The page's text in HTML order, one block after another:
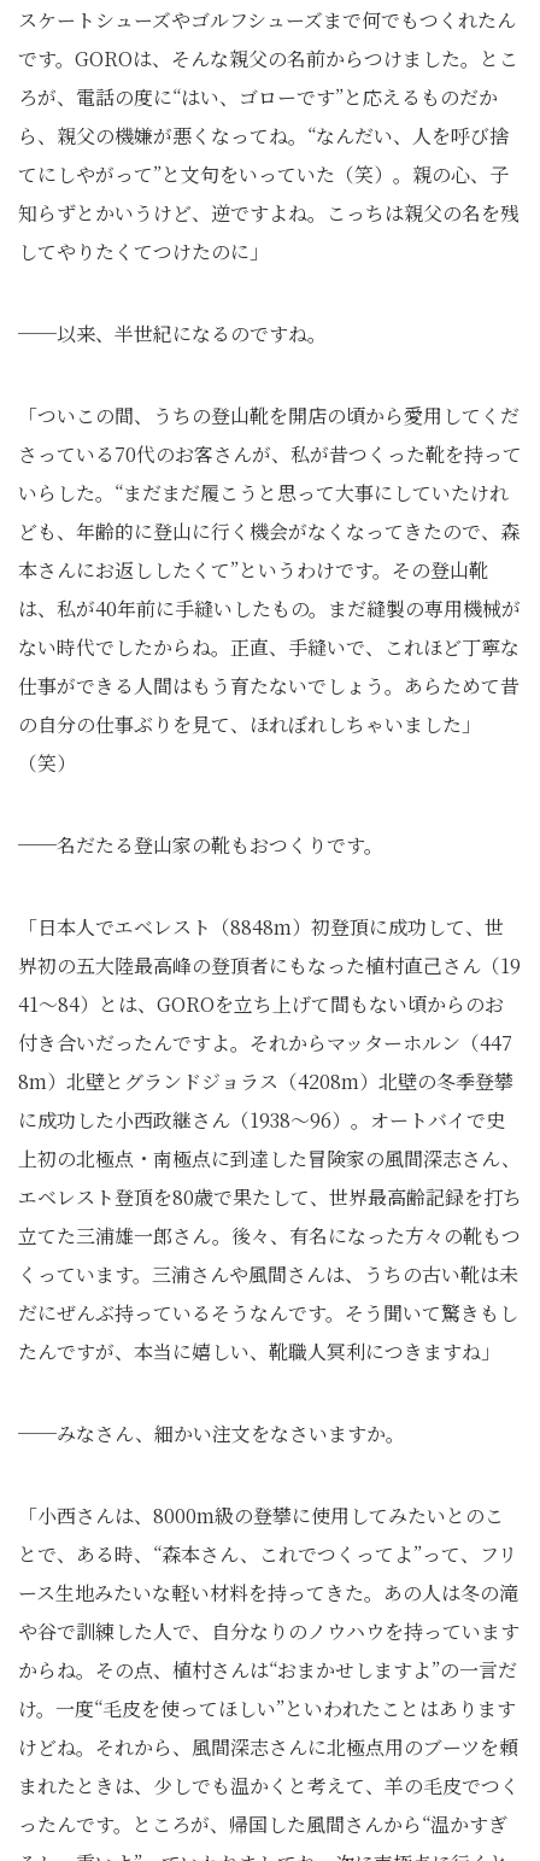
スケートシューズやゴルフシューズまで何でもつくれたん
です。GOROは、そんな親父の名前からつけました。とこ
ろが、電話の度に“はい、ゴローです”と応えるものだか
ら、親父の機嫌が悪くなってね。“なんだい、人を呼び捨
てにしやがって”と文句をいっていた（笑）。親の心、子
知らずとかいうけど、逆ですよね。こっちは親父の名を残
してやりたくてつけたのに」
──以来、半世紀になるのですね。
「ついこの間、うちの登山靴を開店の頃から愛用してくだ
さっている70代のお客さんが、私が昔つくった靴を持って
いらした。“まだまだ履こうと思って大事にしていたけれ
ども、年齢的に登山に行く機会がなくなってきたので、森
本さんにお返ししたくて”というわけです。その登山靴
は、私が40年前に手縫いしたもの。まだ縫製の専用機械が
ない時代でしたからね。正直、手縫いで、これほど丁寧な
仕事ができる人間はもう育たないでしょう。あらためて昔
の自分の仕事ぶりを見て、ほれぼれしちゃいました」
（笑）
──名だたる登山家の靴もおつくりです。
「日本人でエベレスト（8848m）初登頂に成功して、世
界初の五大陸最高峰の登頂者にもなった植村直己さん（19
41～84）とは、GOROを立ち上げて間もない頃からのお
付き合いだったんですよ。それからマッターホルン（447
8m）北壁とグランドジョラス（4208m）北壁の冬季登攀
に成功した小西政継さん（1938～96）。オートバイで史
上初の北極点・南極点に到達した冒険家の風間深志さん、
エベレスト登頂を80歳で果たして、世界最高齢記録を打ち
立てた三浦雄一郎さん。後々、有名になった方々の靴もつ
くっています。三浦さんや風間さんは、うちの古い靴は未
だにぜんぶ持っているそうなんです。そう聞いて驚きもし
たんですが、本当に嬉しい、靴職人冥利につきますね」
──みなさん、細かい注文をなさいますか。
「小西さんは、8000m級の登攀に使用してみたいとのこ
とで、ある時、“森本さん、これでつくってよ”って、フリ
ース生地みたいな軽い材料を持ってきた。あの人は冬の滝
や谷で訓練した人で、自分なりのノウハウを持っています
からね。その点、植村さんは“おまかせしますよ”の一言だ
け。一度“毛皮を使ってほしい”といわれたことはあります
けどね。それから、風間深志さんに北極点用のブーツを頼
まれたときは、少しでも温かくと考えて、羊の毛皮でつく
ったんです。ところが、帰国した風間さんから“温かすぎ